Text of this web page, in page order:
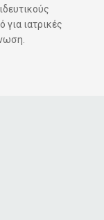
για ιατρικές